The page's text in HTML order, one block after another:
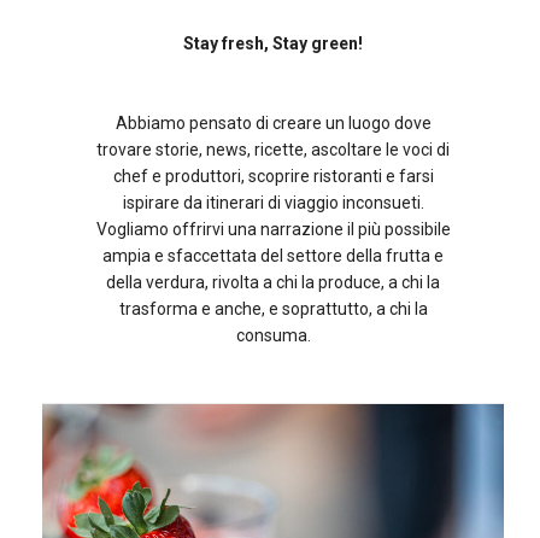
Stay fresh, Stay green!
Abbiamo pensato di creare un luogo dove
trovare storie, news, ricette, ascoltare le voci di
chef e produttori, scoprire ristoranti e farsi
ispirare da itinerari di viaggio inconsueti.
Vogliamo offrirvi una narrazione il più possibile
ampia e sfaccettata del settore della frutta e
della verdura, rivolta a chi la produce, a chi la
trasforma e anche, e soprattutto, a chi la
consuma.